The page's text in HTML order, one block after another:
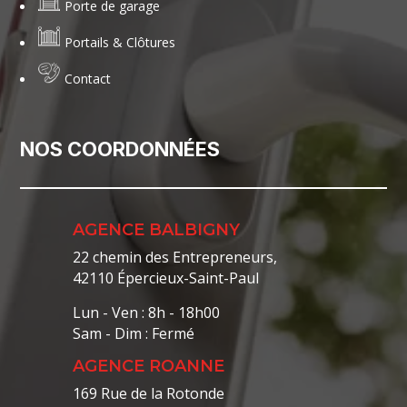
Porte de garage
Portails & Clôtures
Contact
NOS COORDONNÉES
AGENCE BALBIGNY
22 chemin des Entrepreneurs,
42110 Épercieux-Saint-Paul
Lun - Ven : 8h - 18h00
Sam - Dim : Fermé
AGENCE ROANNE
169 Rue de la Rotonde